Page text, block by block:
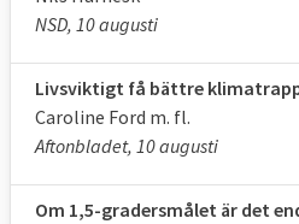
(LULUCF)
Andelen förnybar
energi
Energianvändning
900
NSD, 10 augusti
Livsviktigt få bättre
Caroline Ford m. fl.
Aftonbladet, 10 augusti
Om 1,5-gradersmålet är det